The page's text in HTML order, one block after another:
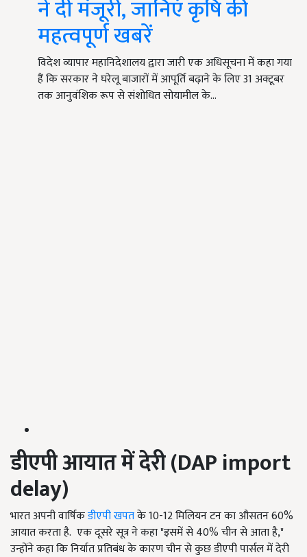
ने दी मंजूरी, जानिएं कृषि की
महत्वपूर्ण खबरें
विदेश व्यापार महानिदेशालय द्वारा जारी एक अधिसूचना में कहा गया
हैं कि सरकार ने घरेलू बाजारों में आपूर्ति बढ़ाने के लिए 31 अक्टूबर
तक आनुवंशिक रूप से संशोधित सोयामील के…
डीएपी आयात में देरी (DAP import
delay)
भारत अपनी वार्षिकडीएपी खपतके 10-12 मिलियन टन का औसतन 60%
आयात करता है. एक दूसरे सूत्र ने कहा "इसमें से 40% चीन से आता है,"
उन्होंने कहा कि निर्यात प्रतिबंध के कारण चीन से कुछ डीएपी पार्सल में देरी